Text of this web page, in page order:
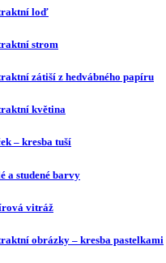
loď
strom
zátiší z hedvábného papíru
květina
– kresba tuší
a studené barvy
vitráž
obrázky – kresba pastelkami